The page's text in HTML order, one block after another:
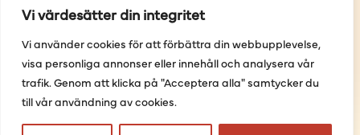
Vi värdesätter din integritet
Vi använder cookies för att förbättra din webbupplevelse,
visa personliga annonser eller innehåll och analysera vår
trafik. Genom att klicka på "Acceptera alla" samtycker du
till vår användning av cookies.
Följ oss
Facebook
Instagram
Youtube